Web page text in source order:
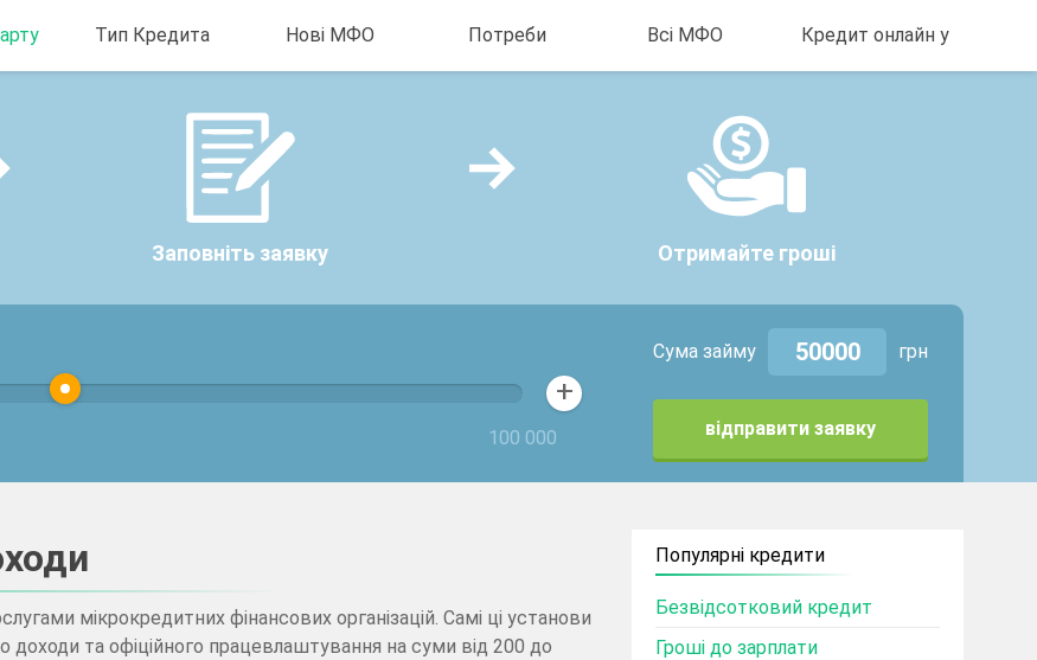
Тип Кредита
кредитною історією
Кредит без застави
Кредит готівкою
дзвінків
Кредит на карту без
фото
Крипто позика
Нові МФО
онлайн
Потреби
Новий Рік
Всі МФО
Cashberry.com.ua
Credit Kasa
Кредит онлайн у
Харкові
Кредит на карту
Львові
Заповніть заявку Отримайте гроші
100 000
+
Сума займу грн
відправити заявку
мікрокредитних фінансових організацій. Самі ці установи
доходи та офіційного працевлаштування на суми від 200 до
Популярні кредити
Безвідсотковий кредит
Гроші до зарплати